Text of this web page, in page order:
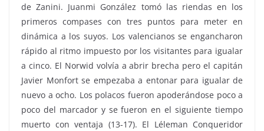
de Zanini. Juanmi González tomó las riendas en los
primeros compases con tres puntos para meter en
dinámica a los suyos. Los valencianos se engancharon
rápido al ritmo impuesto por los visitantes para igualar
a cinco. El Norwid volvía a abrir brecha pero el capitán
Javier Monfort se empezaba a entonar para igualar de
nuevo a ocho. Los polacos fueron apoderándose poco a
poco del marcador y se fueron en el siguiente tiempo
muerto con ventaja (13-17). El Léleman Conqueridor